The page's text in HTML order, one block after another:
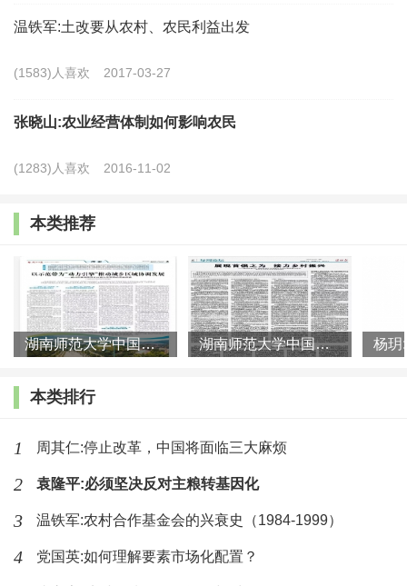
劳动力转移的必要性，以及这个伴随着资本积累扩大和
工业扩张的劳动力转移过程，同时就是一个特殊阶段的
的发展模式。
其次，同一过程也可以称为“库兹涅茨过程”。库兹
刘易斯模型暗含的假设，即由于劳动力等要素从生产率
低的农业转向生产率更高的非农产业，因而，从国民经
济层面上看，劳动生产率可以不断得到提高。这个由于
产业结构变化而导致生产率提高的过程，被后来的研究
最后，即便多数新古典经济学家无视这样一个发展
类型或阶段，索洛式的经济增长类型对于认识二元经济
发展依然具有启示意义。一方面，新古典增长可以作为
给特征的存在，从理论上就暗含了打破新古典增长中资
温铁军:土改要从农村、农民利益出发
(1583)人喜欢 2017-03-27
张晓山:农业经营体制如何影响农民
(1283)人喜欢 2016-11-02
本类推荐
湖南师范大学中国乡村振兴研究院课题组:以示范带为“动力引擎” 湖南师范大学中国乡村振兴研究院课题组:展现首倡之为 接力乡村
本类排行
1 周其仁:停止改革，中国将面临三大麻烦
2 袁隆平:必须坚决反对主粮转基因化
3 温铁军:农村合作基金会的兴衰史（1984-1999）
4 党国英:如何理解要素市场化配置？